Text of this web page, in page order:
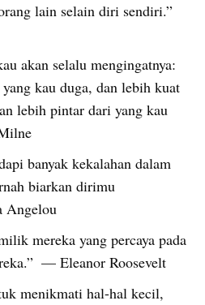
lain selain diri sendiri.”
akan selalu mengingatnya:
kau duga, dan lebih kuat
lebih pintar dari yang kau
banyak kekalahan dalam
biarkan dirimu
Angelou
mereka yang percaya pada
— Eleanor Roosevelt
menikmati hal-hal kecil,